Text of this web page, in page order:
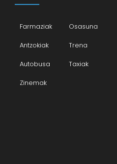
Farmaziak
Osasuna
Antzokiak
Trena
Autobusa
Taxiak
Zinemak